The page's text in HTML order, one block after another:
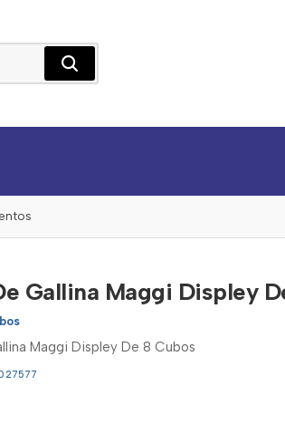
Gallina Maggi Displey
Maggi Displey De 8 Cubos